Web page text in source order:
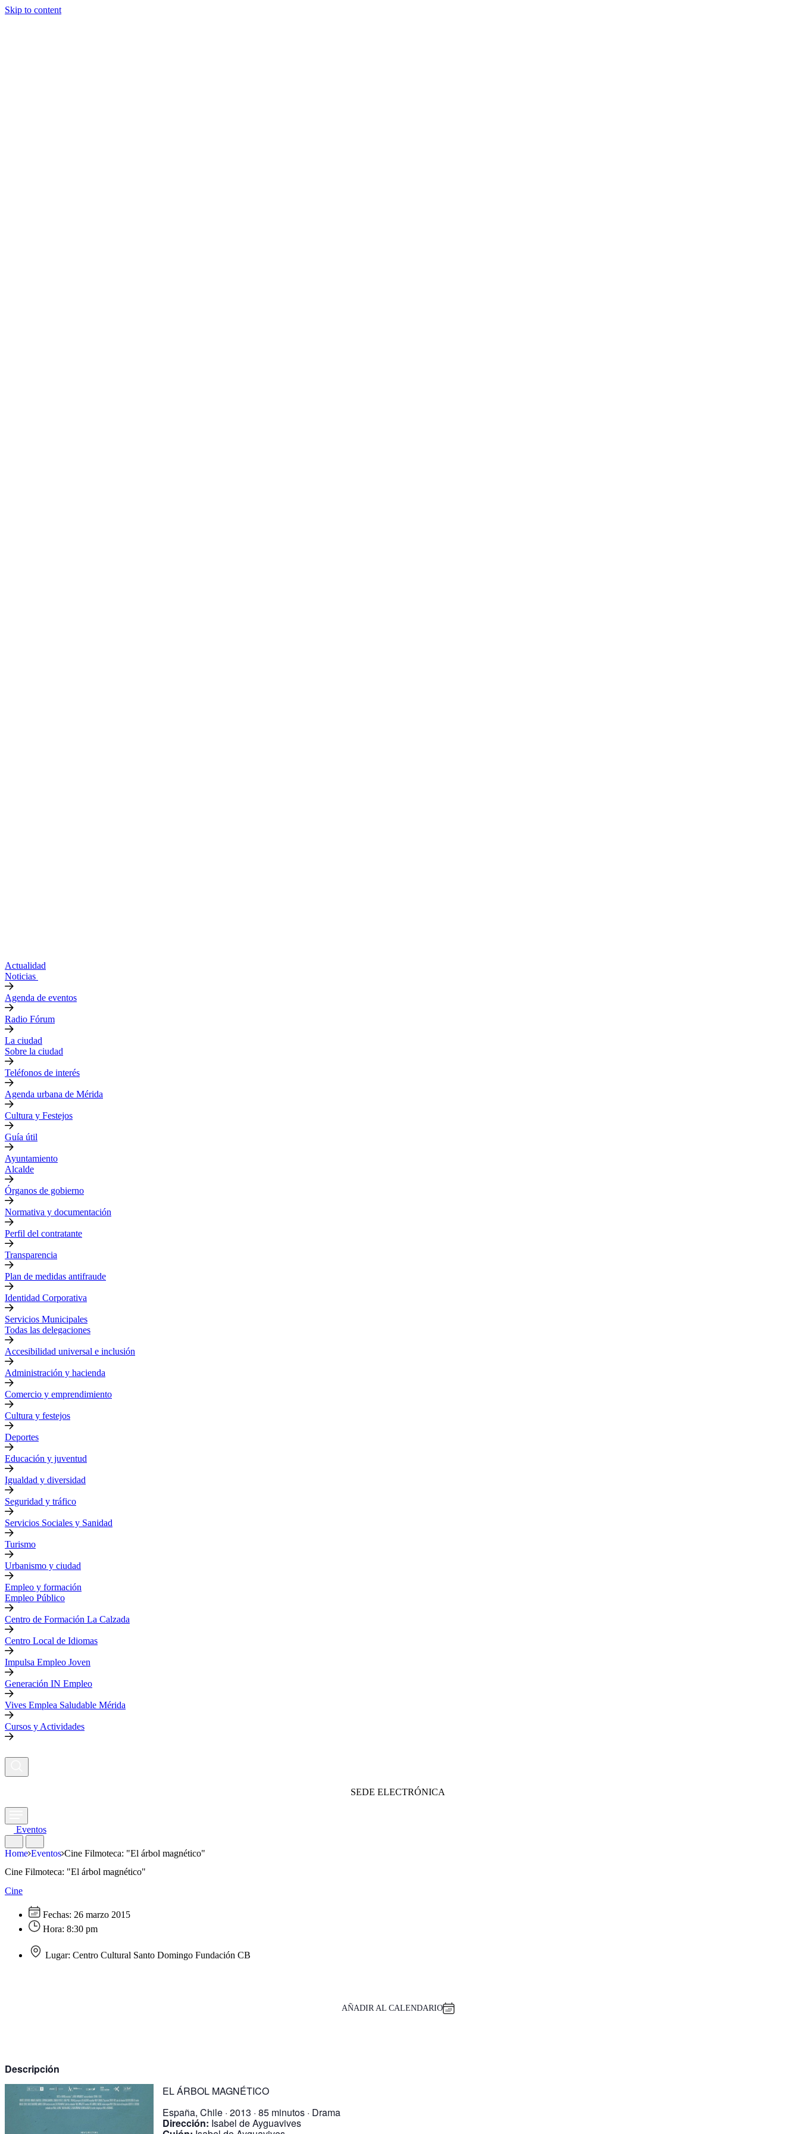
Skip to content
Actualidad
Noticias
Agenda de eventos
Radio Fórum
La ciudad
Sobre la ciudad
Teléfonos de interés
Agenda urbana de Mérida
Cultura y Festejos
Guía útil
Ayuntamiento
Alcalde
Órganos de gobierno
Normativa y documentación
Perfil del contratante
Transparencia
Plan de medidas antifraude
Identidad Corporativa
Servicios Municipales
Todas las delegaciones
Accesibilidad universal e inclusión
Administración y hacienda
Comercio y emprendimiento
Cultura y festejos
Deportes
Educación y juventud
Igualdad y diversidad
Seguridad y tráfico
Servicios Sociales y Sanidad
Turismo
Urbanismo y ciudad
Empleo y formación
Empleo Público
Centro de Formación La Calzada
Centro Local de Idiomas
Impulsa Empleo Joven
Generación IN Empleo
Vives Emplea Saludable Mérida
Cursos y Actividades
SEDE ELECTRÓNICA
Eventos
Home Eventos Cine Filmoteca: "El árbol magnético"
Cine Filmoteca: "El árbol magnético"
Cine
Fechas: 26 marzo 2015
Hora: 8:30 pm
Lugar: Centro Cultural Santo Domingo Fundación CB
AÑADIR AL CALENDARIO
Descripción
EL ÁRBOL MAGNÉTICO
España, Chile · 2013 · 85 minutos · Drama
Dirección: Isabel de Ayguavives